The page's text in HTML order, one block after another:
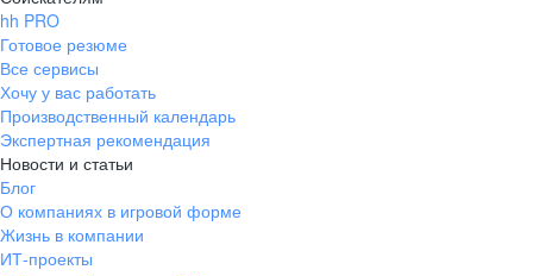
hh PRO
Готовое резюме
Все сервисы
Хочу у вас работать
Производственный календарь
Экспертная рекомендация
Новости и статьи
Блог
О компаниях в игровой форме
Жизнь в компании
ИТ-проекты